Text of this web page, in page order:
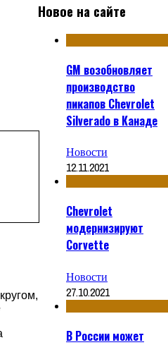
Новое на сайте
GM возобновляет
производство
пикапов Chevrolet
Silverado в Канаде
Новости
12.11.2021
Chevrolet
модернизируют
Corvette
Новости
27.10.2021
В России может